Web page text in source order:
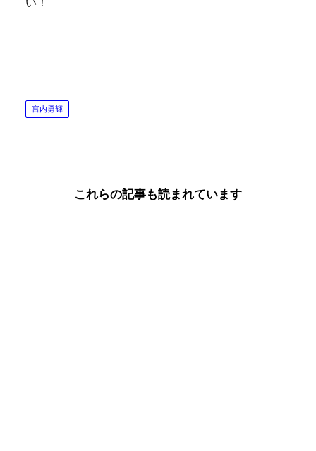
い！
宮内勇輝
これらの記事も読まれています